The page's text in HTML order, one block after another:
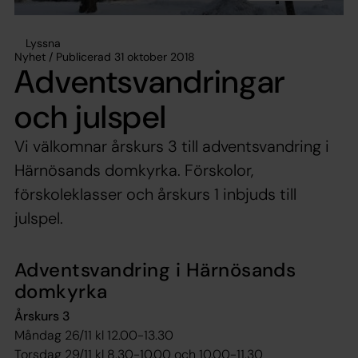
Lyssna
Nyhet / Publicerad 31 oktober 2018
Adventsvandringar
och julspel
Vi välkomnar årskurs 3 till adventsvandring i
Härnösands domkyrka. Förskolor,
förskoleklasser och årskurs 1 inbjuds till
julspel.
Adventsvandring i Härnösands
domkyrka
Årskurs 3
Måndag 26/11 kl 12.00-13.30
Torsdag 29/11 kl 8.30-10.00 och 10.00-11.30